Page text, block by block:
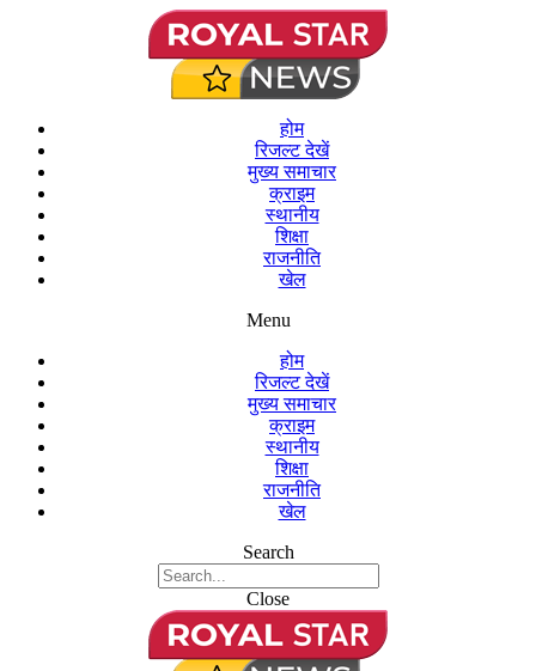
होम
रिजल्ट देखें
मुख्य समाचार
क्राइम
स्थानीय
शिक्षा
राजनीति
खेल
Menu
होम
रिजल्ट देखें
मुख्य समाचार
क्राइम
स्थानीय
शिक्षा
राजनीति
खेल
Search
Close